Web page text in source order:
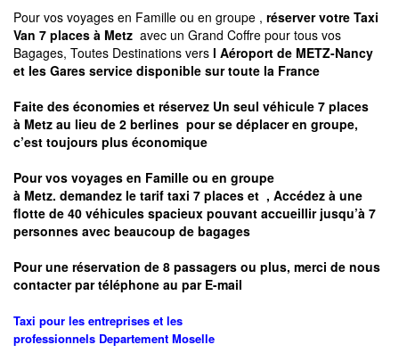
Pour vos voyages en Famille ou en groupe , réserver votre Taxi
Van 7 places à Metz avec un Grand Coffre pour tous vos
Bagages, Toutes Destinations vers l Aéroport de METZ-Nancy
et les Gares service disponible sur toute la France
Faite des économies et réservez Un seul véhicule 7 places
à Metz au lieu de 2 berlines pour se déplacer en groupe,
c’est toujours plus économique
Pour vos voyages en Famille ou en groupe
à Metz. demandez le tarif taxi 7 places et , Accédez à une
flotte de 40 véhicules spacieux pouvant accueillir jusqu’à 7
personnes avec beaucoup de bagages
Pour une réservation de 8 passagers ou plus, merci de nous
contacter par téléphone au par E-mail
Taxi pour les entreprises et les
professionnels Departement Moselle